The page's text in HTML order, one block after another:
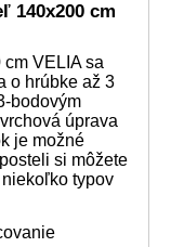
140x200 cm
VELIA sa
o hrúbke až 3
bodovým
úprava
je možné
si môžete
typov